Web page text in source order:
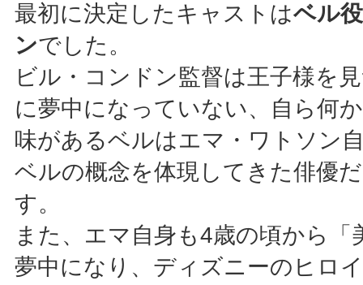
最初に決定したキャストはベル
ンでした。
ビル・コンドン監督は王子様を
に夢中になっていない、自ら何
味があるベルはエマ・ワトソン
ベルの概念を体現してきた俳優
す。
また、エマ自身も4歳の頃から「
夢中になり、ディズニーのヒロ